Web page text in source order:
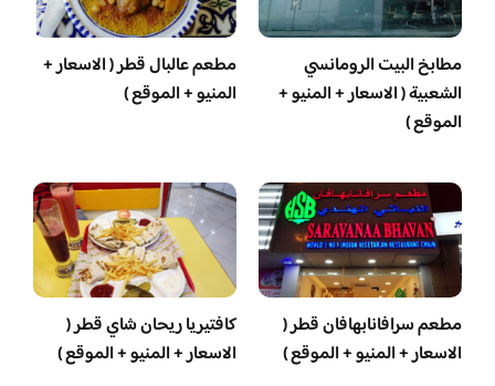
مطابخ البيت الرومانسي
الشعبية ( الاسعار + المنيو +
الموقع )
مطعم عالبال قطر ( الاسعار +
المنيو + الموقع )
مطعم سرافانابهافان قطر (
الاسعار + المنيو + الموقع )
كافتيريا ريحان شاي قطر (
الاسعار + المنيو + الموقع )